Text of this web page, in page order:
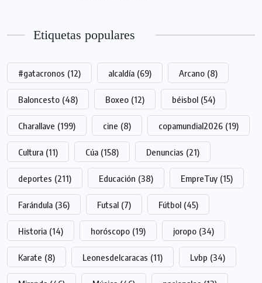
Etiquetas populares
#gatacronos (12) alcaldía (69) Arcano (8)
Baloncesto (48) Boxeo (12) béisbol (54)
Charallave (199) cine (8) copamundial2026 (19)
Cultura (11) Cúa (158) Denuncias (21)
deportes (211) Educación (38) EmpreTuy (15)
Farándula (36) Futsal (7) Fútbol (45)
Historia (14) horóscopo (19) joropo (34)
Karate (8) Leonesdelcaracas (11) Lvbp (34)